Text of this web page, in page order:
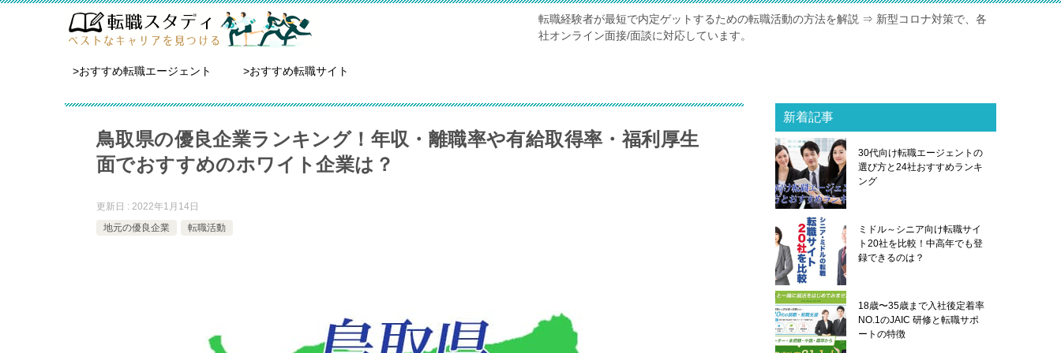
転職経験者が最短で内定ゲットするための転職活動の方法を解説 ⇒ 新型コロナ対策で、各
社オンライン面接/面談に対応しています。
>おすすめ転職エージェント >おすすめ転職サイト
鳥取県の優良企業ランキング！年収・離職率や有給取得率・福利厚生
面でおすすめのホワイト企業は？
更新日 : 2022年1月14日
地元の優良企業
転職活動
新着記事
30代向け転職エージェントの
選び方と24社おすすめランキ
ング
ミドル～シニア向け転職サイ
ト20社を比較！中高年でも登
録できるのは？
18歳〜35歳まで入社後定着率
NO.1のJAIC 研修と転職サポ
ートの特徴